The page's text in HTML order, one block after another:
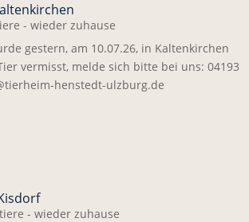
- wieder zuhause
gestern, am 10.07.26, in Kaltenkirchen
vermisst, melde sich bitte bei uns: 04193
henstedt-ulzburg.de
- wieder zuhause